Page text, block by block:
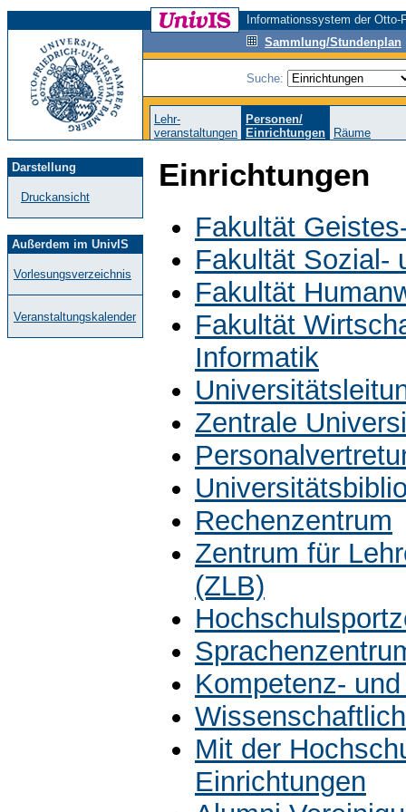
Informationssystem der
Sammlung/Stundenplan
Suche:
Lehr-
veranstaltungen
Personen/
Einrichtungen
Räume
Darstellung
Druckansicht
Außerdem im UnivIS
Vorlesungsverzeichnis
Veranstaltungskalender
Einrichtungen
Fakultät
Fakultät Sozial-
Fakultät
Fakultät
Informatik
Zentrale
Rechenzentrum
Zentrum für
(ZLB)
Kompetenz-
Mit der
Einrichtungen